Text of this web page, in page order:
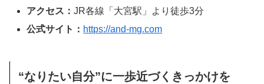
アクセス：JR各線「大宮駅」より徒歩3分
公式サイト： https://and-mg.com
“なりたい自分”に一歩近づくきっかけを